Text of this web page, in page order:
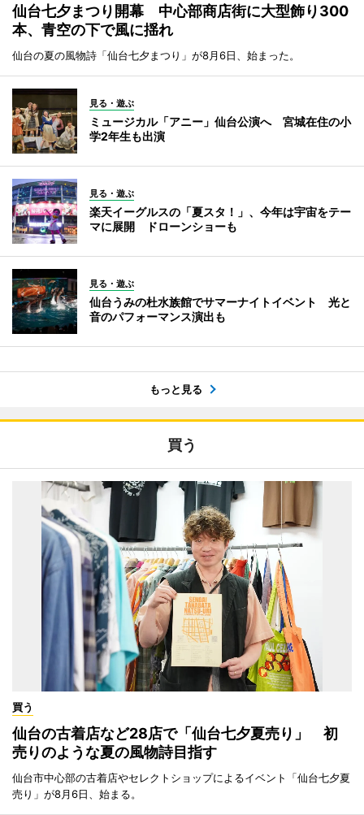
仙台七夕まつり開幕 中心部商店街に大型飾り300
本、青空の下で風に揺れ
仙台の夏の風物詩「仙台七夕まつり」が8月6日、始まった。
見る・遊ぶ
ミュージカル「アニー」仙台公演へ 宮城在住の小
学2年生も出演
見る・遊ぶ
楽天イーグルスの「夏スタ！」、今年は宇宙をテー
マに展開 ドローンショーも
見る・遊ぶ
仙台うみの杜水族館でサマーナイトイベント 光と
音のパフォーマンス演出も
もっと見る
買う
買う
仙台の古着店など28店で「仙台七夕夏売り」 初
売りのような夏の風物詩目指す
仙台市中心部の古着店やセレクトショップによるイベント「仙台七夕夏
売り」が8月6日、始まる。